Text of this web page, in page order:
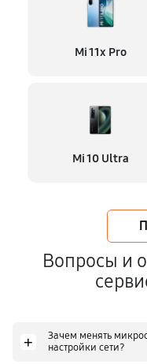
Mi 11x Pro
Mi 10 Ultra
Вопросы и
+
Зачем менять
настройки сети?